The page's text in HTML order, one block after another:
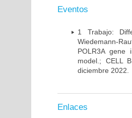
Eventos
1 Trabajo:
Wiedemann-
POLR3A gene
model.; CELL
diciembre 2022.
Enlaces